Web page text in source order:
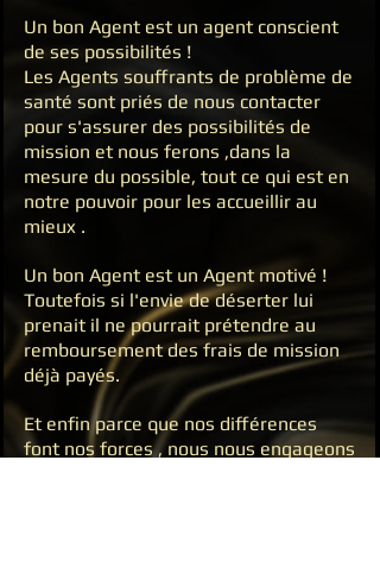
Un bon Agent est un agent conscient
de ses possibilités !
Les Agents souffrants de problème de
santé sont priés de nous contacter
pour s'assurer des possibilités de
mission et nous ferons ,dans la
mesure du possible, tout ce qui est en
notre pouvoir pour les accueillir au
mieux .
Un bon Agent est un Agent motivé !
Toutefois si l'envie de déserter lui
prenait il ne pourrait prétendre au
remboursement des frais de mission
déjà payés.
Et enfin parce que nos différences
font nos forces , nous nous engageons